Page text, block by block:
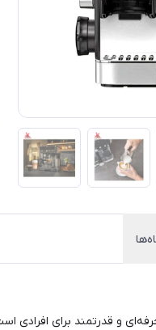
و قدرتمند برای افرادی